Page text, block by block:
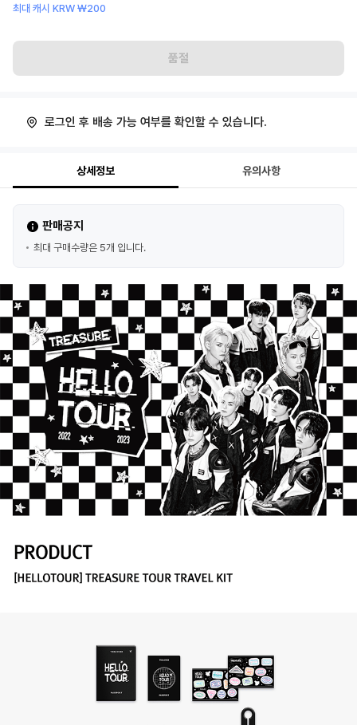
최대 캐시 KRW ₩200
품절
로그인 후 배송 가능 여부를 확인할 수 있습니다.
상세정보 유의사항
판매공지
최대 구매수량은 5개 입니다.